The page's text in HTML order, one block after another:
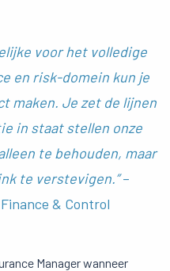
voor het volledige
en risk-domein kun je
maken. Je zet de lijnen
in staat stellen onze
te behouden, maar
te verstevigen.”–
& Control
Manager wanneer